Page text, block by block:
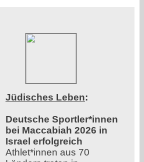
Jüdisches Leben:
Deutsche Sportler*innen
bei Maccabiah 2026 in
Israel erfolgreich
Athlet*innen aus 70